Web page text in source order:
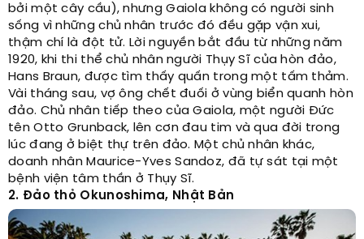
bởi một cây cầu), nhưng Gaiola không có người sinh
sống vì những chủ nhân trước đó đều gặp vận xui,
thậm chí là đột tử. Lời nguyền bắt đầu từ những năm
1920, khi thi thể chủ nhân người Thụy Sĩ của hòn đảo,
Hans Braun, được tìm thấy quấn trong một tấm thảm.
Vài tháng sau, vợ ông chết đuối ở vùng biển quanh hòn
đảo. Chủ nhân tiếp theo của Gaiola, một người Đức
tên Otto Grunback, lên cơn đau tim và qua đời trong
lúc đang ở biệt thự trên đảo. Một chủ nhân khác,
doanh nhân Maurice-Yves Sandoz, đã tự sát tại một
bệnh viện tâm thần ở Thụy Sĩ.
2. Đảo thỏ Okunoshima, Nhật Bản